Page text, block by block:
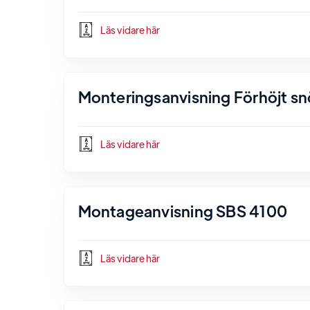
Läs vidare här
Monteringsanvisning Förhöjt
Läs vidare här
Montageanvisning SBS 4100
Läs vidare här